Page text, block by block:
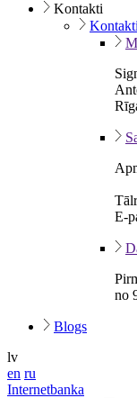
Kontakti
Kontakti
E-
no
Blogs
lv
en ru
Internetbanka